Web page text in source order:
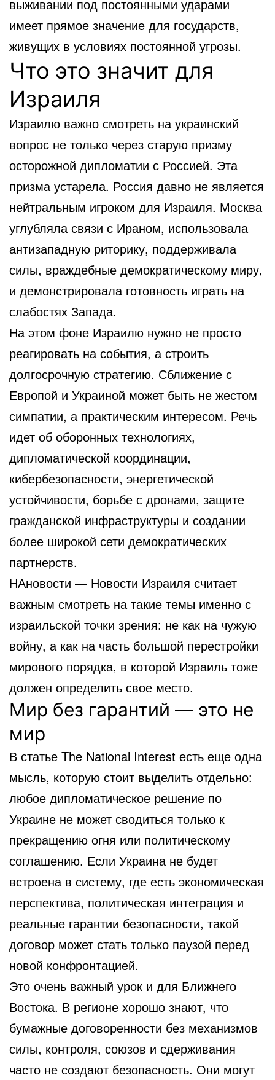
выживании под постоянными ударами
имеет прямое значение для государств,
живущих в условиях постоянной угрозы.
Что это значит для
Израиля
Израилю важно смотреть на украинский
вопрос не только через старую призму
осторожной дипломатии с Россией. Эта
призма устарела. Россия давно не является
нейтральным игроком для Израиля. Москва
углубляла связи с Ираном, использовала
антизападную риторику, поддерживала
силы, враждебные демократическому миру,
и демонстрировала готовность играть на
слабостях Запада.
На этом фоне Израилю нужно не просто
реагировать на события, а строить
долгосрочную стратегию. Сближение с
Европой и Украиной может быть не жестом
симпатии, а практическим интересом. Речь
идет об оборонных технологиях,
дипломатической координации,
кибербезопасности, энергетической
устойчивости, борьбе с дронами, защите
гражданской инфраструктуры и создании
более широкой сети демократических
партнерств.
НАновости — Новости Израиля считает
важным смотреть на такие темы именно с
израильской точки зрения: не как на чужую
войну, а как на часть большой перестройки
мирового порядка, в которой Израиль тоже
должен определить свое место.
Мир без гарантий — это не
мир
В статье The National Interest есть еще одна
мысль, которую стоит выделить отдельно:
любое дипломатическое решение по
Украине не может сводиться только к
прекращению огня или политическому
соглашению. Если Украина не будет
встроена в систему, где есть экономическая
перспектива, политическая интеграция и
реальные гарантии безопасности, такой
договор может стать только паузой перед
новой конфронтацией.
Это очень важный урок и для Ближнего
Востока. В регионе хорошо знают, что
бумажные договоренности без механизмов
силы, контроля, союзов и сдерживания
часто не создают безопасность. Они могут